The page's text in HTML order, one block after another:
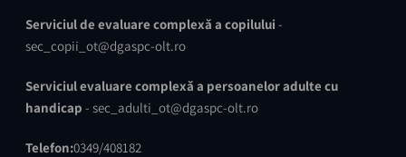
Serviciul de evaluare complexă a copilului -
sec_copii_ot@dgaspc-olt.ro
Serviciul evaluare complexă a persoanelor adulte cu
handicap- sec_adulti_ot@dgaspc-olt.ro
Telefon:0349/408182